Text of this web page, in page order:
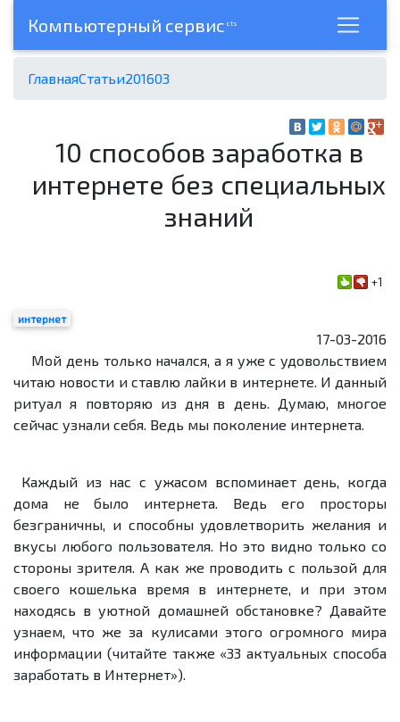
Компьютерный сервис cts
ГлавнаяСтатьи201603
10 способов заработка в
интернете без специальных
знаний
+1
интернет
17-03-2016
Мой день только начался, а я уже с удовольствием
читаю новости и ставлю лайки в интернете. И данный
ритуал я повторяю из дня в день. Думаю, многое
сейчас узнали себя. Ведь мы поколение интернета.
Каждый из нас с ужасом вспоминает день, когда
дома не было интернета. Ведь его просторы
безграничны, и способны удовлетворить желания и
вкусы любого пользователя. Но это видно только со
стороны зрителя. А как же проводить с пользой для
своего кошелька время в интернете, и при этом
находясь в уютной домашней обстановке? Давайте
узнаем, что же за кулисами этого огромного мира
информации (читайте также «33 актуальных способа
заработать в Интернет»).